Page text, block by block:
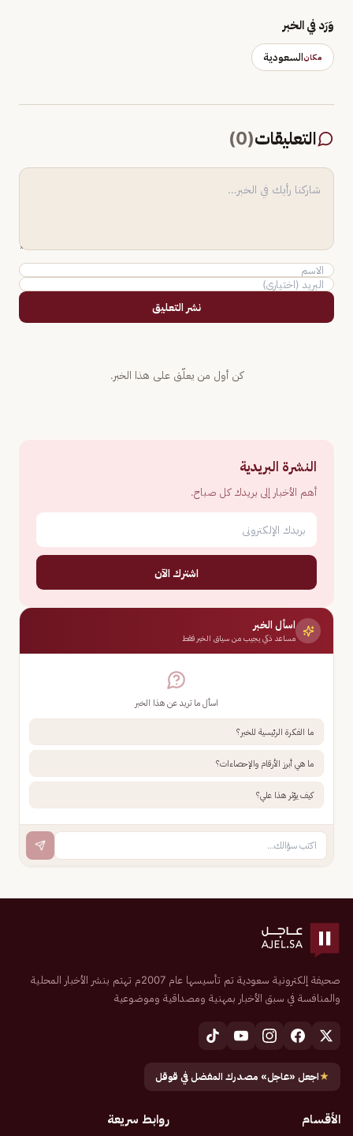
وَرَد في الخبر
مكانالسعودية
التعليقات(
0
)
نشر التعليق
كن أول من يعلّق على هذا الخبر.
النشرة البريدية
أهم الأخبار إلى بريدك كل صباح.
اشترك الآن
اسأل الخبر
مساعد ذكي يجيب من سياق الخبر فقط
اسأل ما تريد عن هذا الخبر
ما الفكرة الرئيسية للخبر؟
ما هي أبرز الأرقام والإحصاءات؟
كيف يؤثر هذا علي؟
صحيفة إلكترونية سعودية تم تأسيسها عام 2007م تهتم بنشر الأخبار المحلية
والمنافسة في سبق الأخبار بمهنية ومصداقية وموضوعية
★اجعل «عاجل» مصدرك المفضل في قوقل
الأقسام روابط سريعة